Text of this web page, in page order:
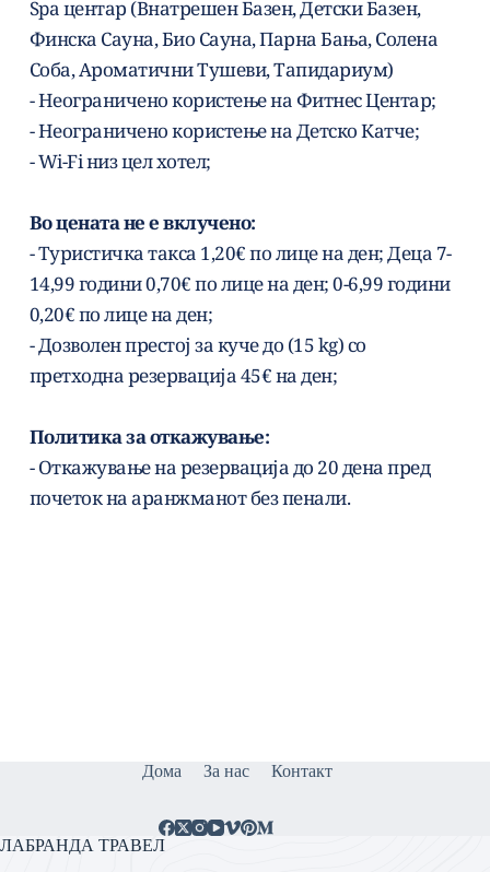
Spa центар (Внатрешен Базен, Детски Базен,
Финска Сауна, Био Сауна, Парна Бања, Солена
Соба, Ароматични Тушеви, Тапидариум)
- Неограничено користење на Фитнес Центар;
- Неограничено користење на Детско Катче;
- Wi-Fi низ цел хотел;
Во цената не е вклучено:
- Туристичка такса 1,20€ по лице на ден; Деца 7-
14,99 години 0,70€ по лице на ден; 0-6,99 години
0,20€ по лице на ден;
- Дозволен престој за куче до (15 kg) со
претходна резервација 45€ на ден;
Политика за откажување:
- Откажување на резервација до 20 дена пред
почеток на аранжманот без пенали.
Дома За нас Контакт
ЛАБРАНДА ТРАВЕЛ